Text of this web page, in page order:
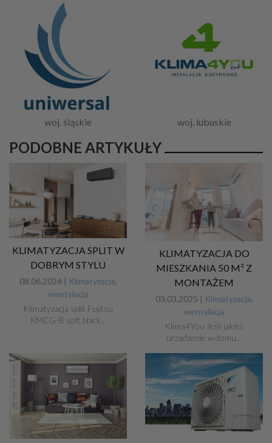
woj. śląskie woj. lubuskie
PODOBNE ARTYKUŁY
KLIMATYZACJA SPLIT W
DOBRYM STYLU
08.06.2026 | Klimatyzacja,
wentylacja
Klimatyzacja split Fujitsu
KMCG-B soft black…
KLIMATYZACJA DO
MIESZKANIA 50 M² Z
MONTAŻEM
03.03.2025 |
Klimatyzacja,
wentylacja
Klima4You Jeśli jakieś
urządzenie w domu…